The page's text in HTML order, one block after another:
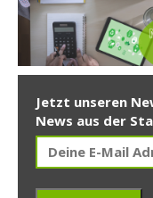
Jetzt unseren
News aus der